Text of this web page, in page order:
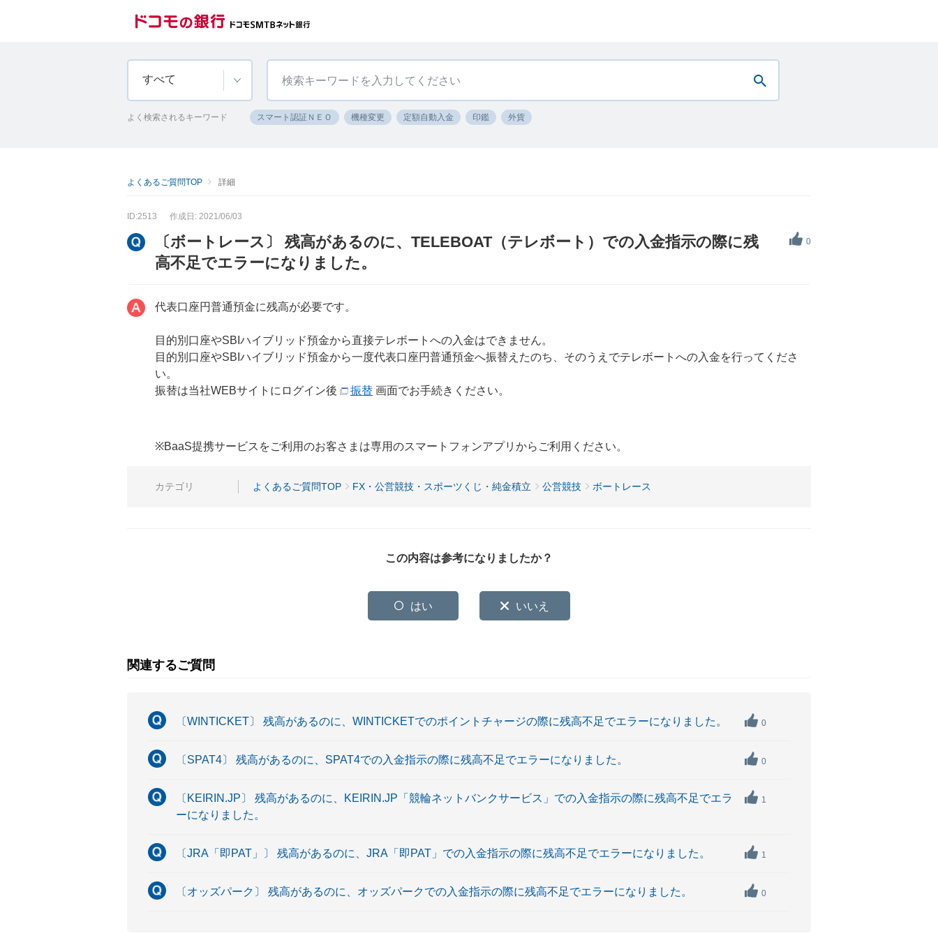
すべて
よく検索されるキーワード スマート認証ＮＥＯ 機種変更 定額自動入金 印鑑 外貨
よくあるご質問TOP 詳細
ID:2513 作成日: 2021/06/03
0
〔ボートレース〕 残高があるのに、TELEBOAT（テレボート）での入金指示の際に残
高不足でエラーになりました。
代表口座円普通預金に残高が必要です。
目的別口座やSBIハイブリッド預金から直接テレボートへの入金はできません。
目的別口座やSBIハイブリッド預金から一度代表口座円普通預金へ振替えたのち、そのうえでテレボートへの入金を行ってくださ
い。
振替は当社WEBサイトにログイン後
振替 画面でお手続きください。
※BaaS提携サービスをご利用のお客さまは専用のスマートフォンアプリからご利用ください。
カテゴリ よくあるご質問TOP FX・公営競技・スポーツくじ・純金積立 公営競技 ボートレース
この内容は参考になりましたか？
はい いいえ
関連するご質問
〔WINTICKET〕 残高があるのに、WINTICKETでのポイントチャージの際に残高不足でエラーになりました。 0
〔SPAT4〕 残高があるのに、SPAT4での入金指示の際に残高不足でエラーになりました。 0
〔KEIRIN.JP〕 残高があるのに、KEIRIN.JP「競輪ネットバンクサービス」での入金指示の際に残高不足でエラ
ーになりました。
1
〔JRA「即PAT」〕 残高があるのに、JRA「即PAT」での入金指示の際に残高不足でエラーになりました。 1
〔オッズパーク〕 残高があるのに、オッズパークでの入金指示の際に残高不足でエラーになりました。 0